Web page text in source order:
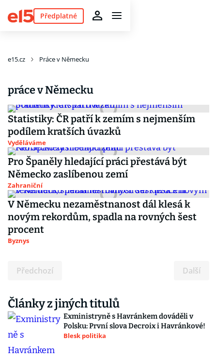
Předplatné
e15.cz Práce v Německu
práce v Německu
Statistiky: ČR patří k zemím s nejmenším
podílem kratších úvazků
Vyděláváme
Pro Španěly hledající práci přestává být
Německo zaslíbenou zemí
Zahraniční
V Německu nezaměstnanost dál klesá k
novým rekordům, spadla na rovných šest
procent
Byznys
Předchozí Další
Články z jiných titulů
Exministryně s Havránkem dováděli v
Polsku: První slova Decroix i Havránkové!
Blesk politika